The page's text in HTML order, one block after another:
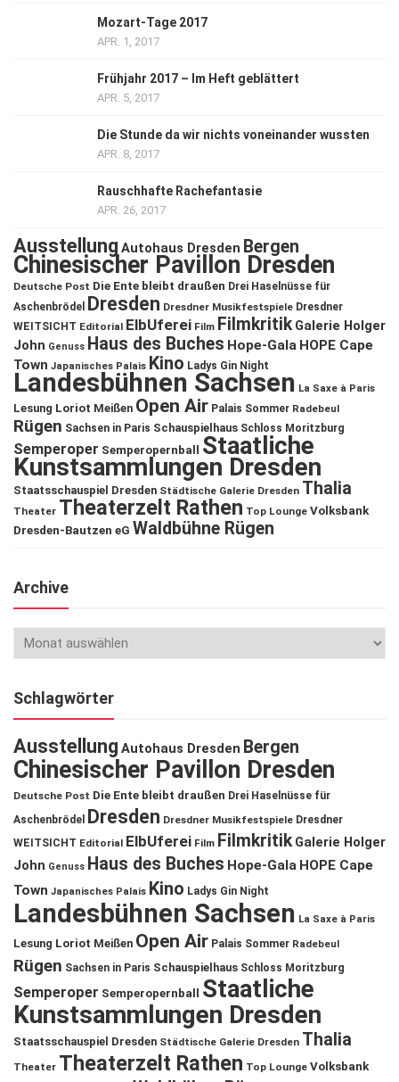
Mozart-Tage 2017
APR. 1, 2017
Frühjahr 2017 – Im Heft geblättert
APR. 5, 2017
Die Stunde da wir nichts voneinander wussten
APR. 8, 2017
Rauschhafte Rachefantasie
APR. 26, 2017
Ausstellung Autohaus Dresden Bergen
Chinesischer Pavillon Dresden
Deutsche Post Die Ente bleibt draußen Drei Haselnüsse für
Aschenbrödel
Dresden Dresdner Musikfestspiele Dresdner
WEITSICHT Editorial ElbUferei Film Filmkritik Galerie Holger
John Genuss Haus des Buches Hope-Gala HOPE Cape
Town Japanisches Palais Kino Ladys Gin Night
Landesbühnen Sachsen La Saxe à Paris
Lesung Loriot Meißen Open Air Palais Sommer Radebeul
Rügen Sachsen in Paris Schauspielhaus Schloss Moritzburg
Semperoper Semperopernball Staatliche
Kunstsammlungen Dresden
Staatsschauspiel Dresden Städtische Galerie Dresden Thalia
Theater Theaterzelt Rathen Top Lounge Volksbank
Dresden-Bautzen eG Waldbühne Rügen
Archive
Schlagwörter
Ausstellung Autohaus Dresden Bergen
Chinesischer Pavillon Dresden
Deutsche Post Die Ente bleibt draußen Drei Haselnüsse für
Aschenbrödel
Dresden Dresdner Musikfestspiele Dresdner
WEITSICHT Editorial ElbUferei Film Filmkritik Galerie Holger
John Genuss Haus des Buches Hope-Gala HOPE Cape
Town Japanisches Palais Kino Ladys Gin Night
Landesbühnen Sachsen La Saxe à Paris
Lesung Loriot Meißen Open Air Palais Sommer Radebeul
Rügen Sachsen in Paris Schauspielhaus Schloss Moritzburg
Semperoper Semperopernball
Staatliche
Kunstsammlungen Dresden
Staatsschauspiel Dresden Städtische Galerie Dresden Thalia
Theater Theaterzelt Rathen Top Lounge Volksbank